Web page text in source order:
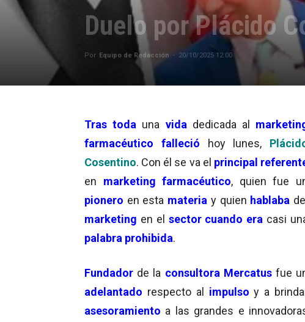
Duelo por Plácido
Por Equipo de Redacción - 20/10/2025 12:00
Tras toda una vida dedicada al
farmacéutico falleció
hoy lunes,
Cosentino. Con él se va el principal
en marketing farmacéutico, quien fue
pionero en esta materia y quien hablaba
marketing en el sector cuando era casi
palabra prohibida.
Fundador de la consultora Mercatus fue
adelantado respecto al impulso y a
asesoramiento a las grandes e